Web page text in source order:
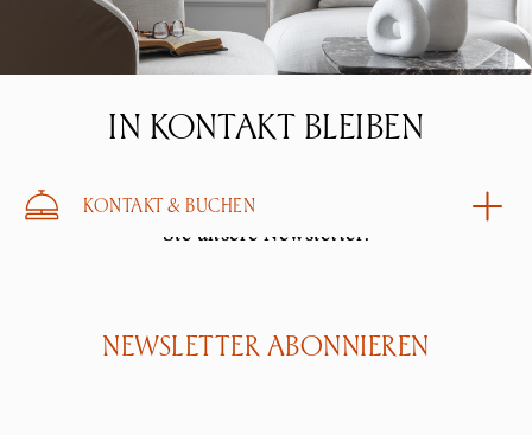
KONTAKT & BUCHEN
IN KONTAKT BLEIBEN
Um unsere Neuigkeiten zu erhalten, abonnieren
Sie unsere Newsletter!
NEWSLETTER ABONNIEREN